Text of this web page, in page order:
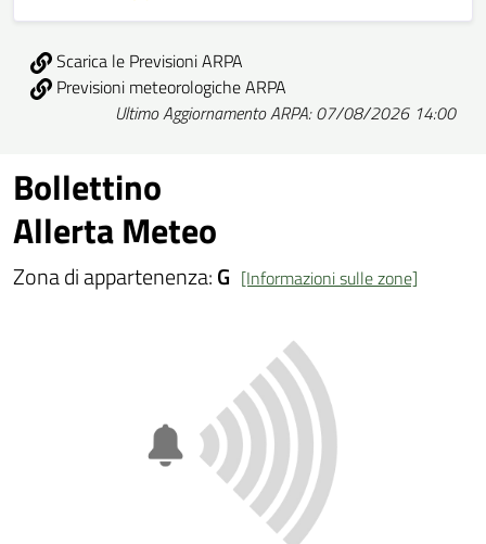
Scarica le Previsioni ARPA
Previsioni meteorologiche ARPA
Ultimo Aggiornamento ARPA: 07/08/2026 14:00
Bollettino
Allerta Meteo
Zona di appartenenza:G [Informazioni sulle zone]